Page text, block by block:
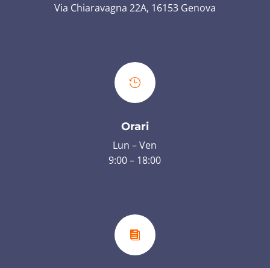
Via Chiaravagna 22A, 16153 Genova

Orari
Lun – Ven
9:00 – 18:00
